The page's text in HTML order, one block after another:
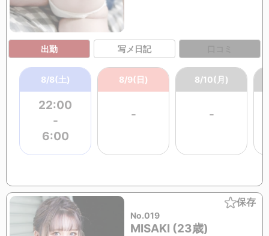
出勤 写メ日記
8/8(土)
22:00
-
6:00
8/9(日)
-
8/10(月)
-
保存
No.019
MISAKI (23歳)